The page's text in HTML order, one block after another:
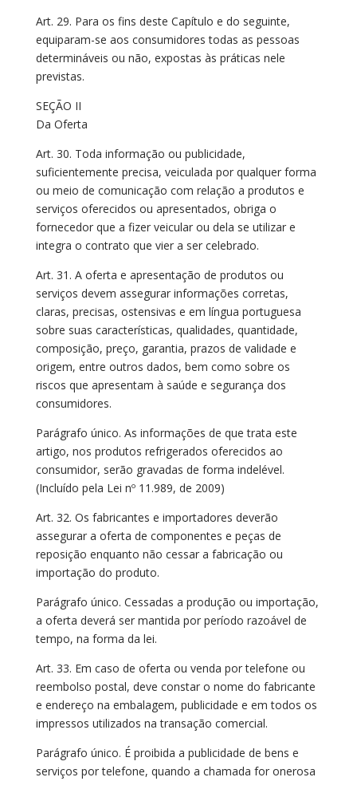
Art. 29. Para os fins deste Capítulo e do seguinte,
equiparam-se aos consumidores todas as pessoas
determináveis ou não, expostas às práticas nele
previstas.
SEÇÃO II
Da Oferta
Art. 30. Toda informação ou publicidade,
suficientemente precisa, veiculada por qualquer forma
ou meio de comunicação com relação a produtos e
serviços oferecidos ou apresentados, obriga o
fornecedor que a fizer veicular ou dela se utilizar e
integra o contrato que vier a ser celebrado.
Art. 31. A oferta e apresentação de produtos ou
serviços devem assegurar informações corretas,
claras, precisas, ostensivas e em língua portuguesa
sobre suas características, qualidades, quantidade,
composição, preço, garantia, prazos de validade e
origem, entre outros dados, bem como sobre os
riscos que apresentam à saúde e segurança dos
consumidores.
Parágrafo único. As informações de que trata este
artigo, nos produtos refrigerados oferecidos ao
consumidor, serão gravadas de forma indelével.
(Incluído pela Lei nº 11.989, de 2009)
Art. 32. Os fabricantes e importadores deverão
assegurar a oferta de componentes e peças de
reposição enquanto não cessar a fabricação ou
importação do produto.
Parágrafo único. Cessadas a produção ou importação,
a oferta deverá ser mantida por período razoável de
tempo, na forma da lei.
Art. 33. Em caso de oferta ou venda por telefone ou
reembolso postal, deve constar o nome do fabricante
e endereço na embalagem, publicidade e em todos os
impressos utilizados na transação comercial.
Parágrafo único. É proibida a publicidade de bens e
serviços por telefone, quando a chamada for onerosa